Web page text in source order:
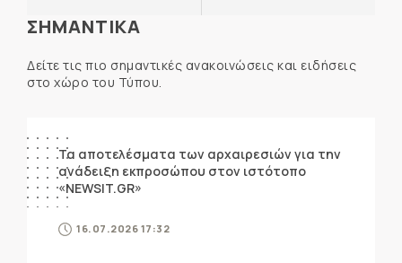
ΣΗΜΑΝΤΙΚΑ
Δείτε τις πιο σημαντικές ανακοινώσεις και ειδήσεις
στο χώρο του Τύπου.
Τα αποτελέσματα των αρχαιρεσιών για την
ανάδειξη εκπροσώπου στον ιστότοπο
«NEWSIT.GR»
16.07.2026 17:32